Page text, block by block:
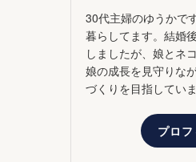
30代主婦のゆうかで
暮らしてます。結婚
しましたが、娘とネ
娘の成長を見守りな
づくりを目指していま
プロ